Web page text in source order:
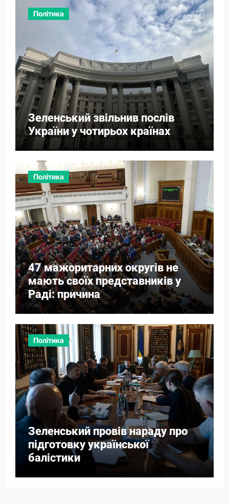
Політика
Зеленський звільнив послів
України у чотирьох країнах
Політика
47 мажоритарних округів не
мають своїх представників у
Раді: причина
Політика
Зеленський провів нараду про
підготовку української
балістики